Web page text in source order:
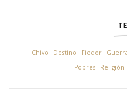
Chivo Destino Fiodor
Pobres
Religión